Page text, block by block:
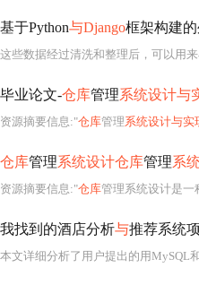
基于Python与Django框架构建
这些数据经过清洗和整理后，可以用
毕业论文-仓库管理系统设计与
资源摘要信息:"仓库管理系统设计与实
仓库管理系统设计仓库管理系
资源摘要信息:"仓库管理系统设计是一
我找到的酒店分析与推荐系统
本文详细分析了用户提出的用MySQL